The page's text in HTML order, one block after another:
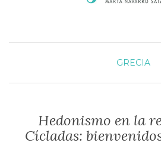
GRECIA
Hedonismo en la
Cícladas: